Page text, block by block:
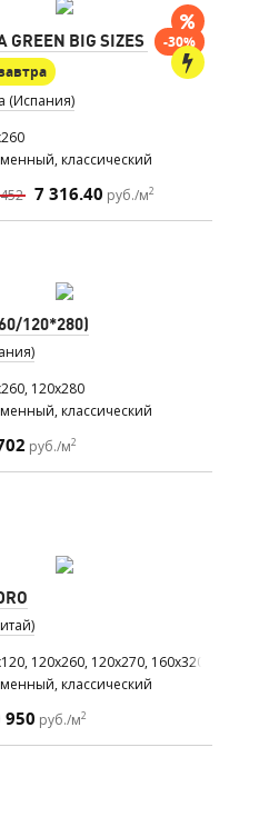
GREEN BIG SIZES
-30%
(Испания)
классический
7 316.40 руб./м2
120*280)
120x280
классический
руб./м2
120x260, 120x270, 160x320
классический
950 руб./м2